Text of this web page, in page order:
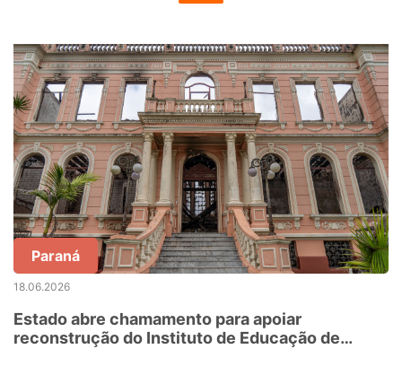
Paraná
18.06.2026
Estado abre chamamento para apoiar
reconstrução do Instituto de Educação de